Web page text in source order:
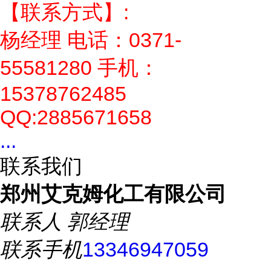
【联系方式】:
杨经理 电话：0371-
55581280 手机：
15378762485
QQ:2885671658
...
联系我们
郑州艾克姆化工有限公司
联系人 郭经理
联系手机13346947059